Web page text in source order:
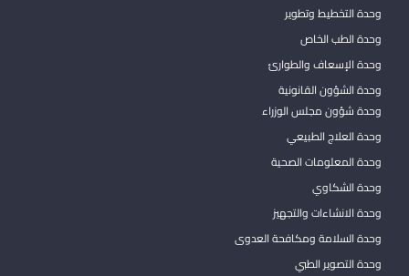
وحدة التخطيط وتطوير
وحدة الطب الخاص
وحدة الإسعاف والطوارئ
وحدة الشؤون القانونية
وحدة شؤون مجلس الوزراء
وحدة العلاج الطبيعي
وحدة المعلومات الصحية
وحدة الشكاوي
وحدة الانشاءات والتجهيز
وحدة السلامة ومكافحة العدوى
وحدة التصوير الطبي